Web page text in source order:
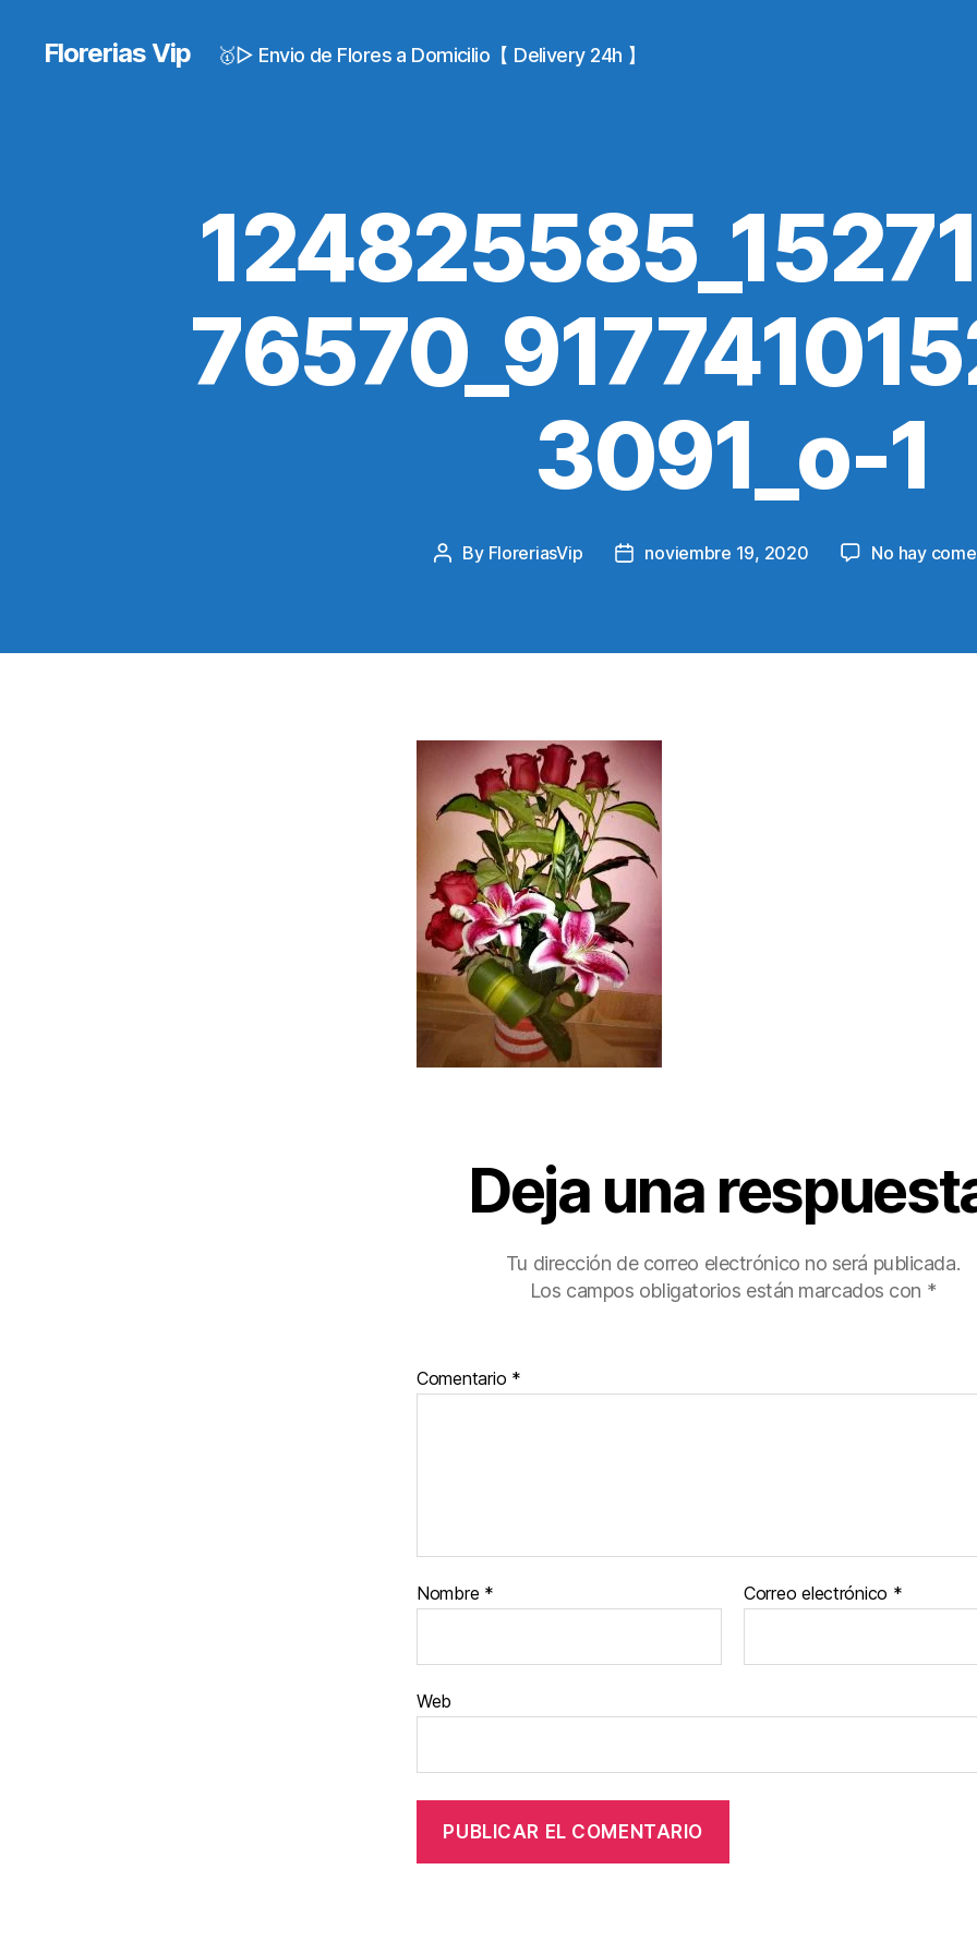
Florerias Vip 🥇▷ Envio de Flores a Domicilio【 Delivery 24h 】
3091_o-1
Post
By FloreriasVip
Postnoviembre 19, 2020 No hay
Deja una
Tu dirección de correo electrónico no será publicada.
Los campos obligatorios están marcados con *
Comentario *
Nombre * Correo electrónico *
Web